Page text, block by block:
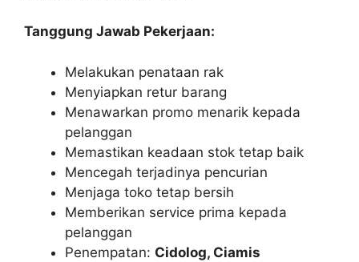
Tanggung Jawab Pekerjaan:
Melakukan penataan rak
Menyiapkan retur barang
Menawarkan promo menarik kepada
pelanggan
Memastikan keadaan stok tetap baik
Mencegah terjadinya pencurian
Menjaga toko tetap bersih
Memberikan service prima kepada
pelanggan
Penempatan: Cidolog, Ciamis